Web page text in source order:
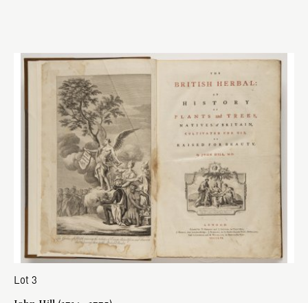
Lot 3